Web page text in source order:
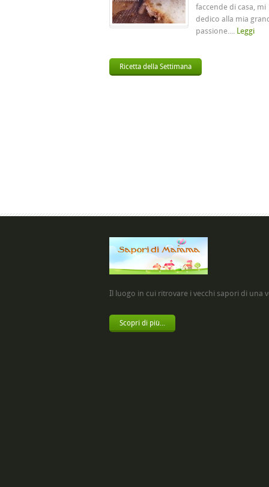
faccende di casa, mi
dedico alla mia
passione.... Leggi
Ricetta della Settimana
Il luogo in cui ritrovare i vecchi sapori di una
Scopri di più...